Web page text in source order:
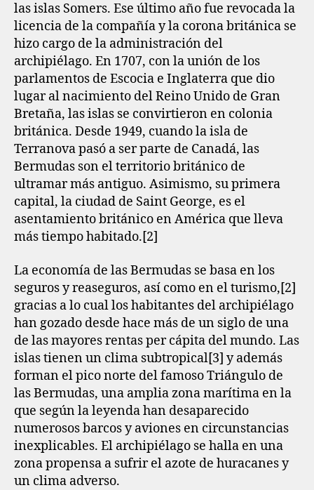
las islas Somers. Ese último año fue revocada la
licencia de la compañía y la corona británica se
hizo cargo de la administración del
archipiélago. En 1707, con la unión de los
parlamentos de Escocia e Inglaterra que dio
lugar al nacimiento del Reino Unido de Gran
Bretaña, las islas se convirtieron en colonia
británica. Desde 1949, cuando la isla de
Terranova pasó a ser parte de Canadá, las
Bermudas son el territorio británico de
ultramar más antiguo. Asimismo, su primera
capital, la ciudad de Saint George, es el
asentamiento británico en América que lleva
más tiempo habitado.[2]​
La economía de las Bermudas se basa en los
seguros y reaseguros, así como en el turismo,[2]​
gracias a lo cual los habitantes del archipiélago
han gozado desde hace más de un siglo de una
de las mayores rentas per cápita del mundo. Las
islas tienen un clima subtropical[3]​ y además
forman el pico norte del famoso Triángulo de
las Bermudas, una amplia zona marítima en la
que según la leyenda han desaparecido
numerosos barcos y aviones en circunstancias
inexplicables. El archipiélago se halla en una
zona propensa a sufrir el azote de huracanes y
un clima adverso.